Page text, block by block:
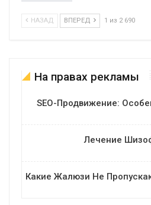
НАЗАД ВПЕРЕД 1 из 2 690
На правах рекламы
SEO-Продвижение:
Лечение
Какие Жалюзи Не